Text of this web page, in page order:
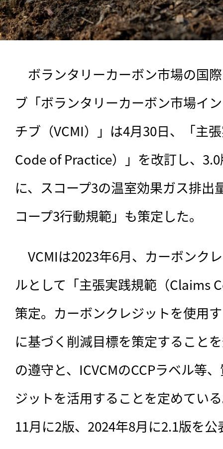
ボランタリーカーボン市場の国
ブ「ボランタリーカーボン市場イ
チブ（VCMI）」は4月30日、「主
Code of Practice）」を改訂し、
に、スコープ3の温室効果ガス排出
コープ3行動規範」も策定した。
VCMIは2023年6月、 カーボンク
ルとして「主張実践規範（Claims
策定。カーボンクレジットを使用
に基づく削減目標を策定すること
の遵守と、ICVCMのCCPラベル等
ジットを活用することを定めてい
11月に2版、2024年8月に2.1版を